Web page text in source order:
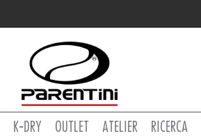
K-DRY OUTLET ATELIER RICERCA